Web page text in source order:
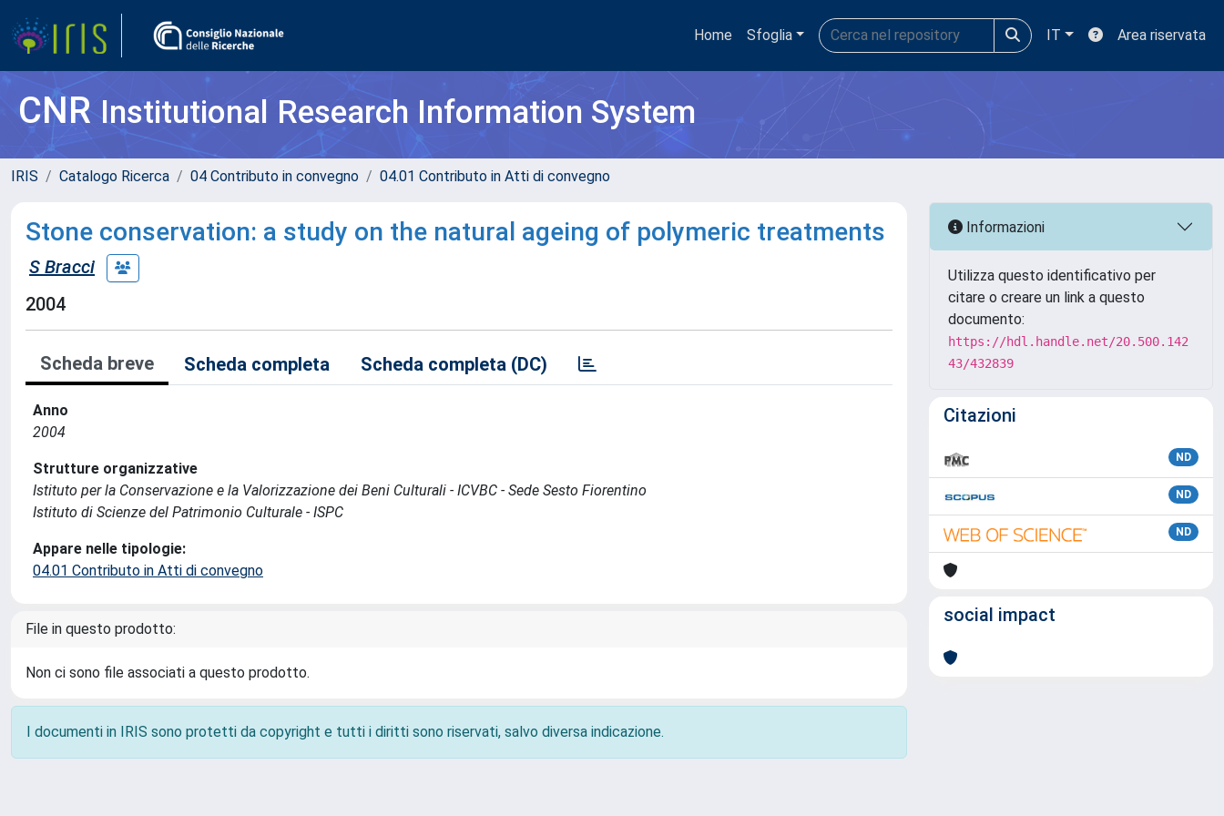
Home Sfoglia IT Area riservata
CNRInstitutional Research Information System
IRIS Catalogo Ricerca 04 Contributo in convegno 04.01 Contributo in Atti di convegno
Stone conservation: a study on the natural ageing of polymeric treatments
S Bracci
2004
Scheda breve Scheda completa Scheda completa (DC)
Anno
2004
Strutture organizzative
Istituto per la Conservazione e la Valorizzazione dei Beni Culturali - ICVBC - Sede Sesto Fiorentino
Istituto di Scienze del Patrimonio Culturale - ISPC
Appare nelle tipologie:
04.01 Contributo in Atti di convegno
File in questo prodotto:
Non ci sono file associati a questo prodotto.
I documenti in IRIS sono protetti da copyright e tutti i diritti sono riservati, salvo diversa indicazione.
Informazioni
Utilizza questo identificativo per
citare o creare un link a questo
documento:
https://hdl.handle.net/20.500.142
43/432839
Citazioni
ND
ND
ND
social impact